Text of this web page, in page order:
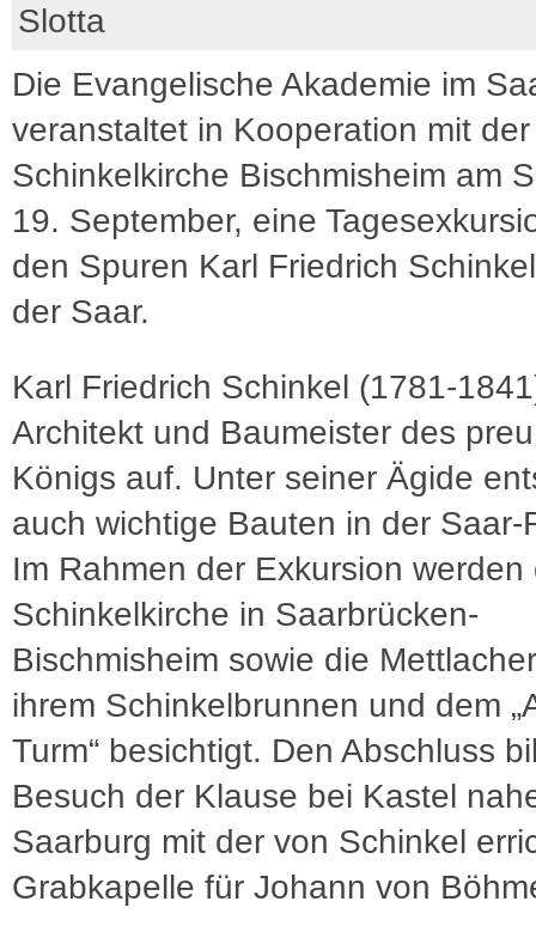
Slotta
Die Evangelische Akademie im
veranstaltet in Kooperation mit
Schinkelkirche Bischmisheim am
19. September, eine
den Spuren Karl Friedrich
der Saar.
Karl Friedrich Schinkel (1781-
Architekt und Baumeister des
Königs auf. Unter seiner Ägide
auch wichtige Bauten in der Saar-
Im Rahmen der Exkursion werden
Schinkelkirche in Saarbrücken-
Bischmisheim sowie die
ihrem Schinkelbrunnen und dem
Turm“ besichtigt. Den Abschluss
Besuch der Klause bei Kastel
Saarburg mit der von Schinkel
Grabkapelle für Johann von